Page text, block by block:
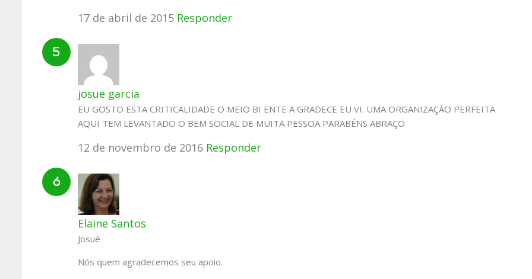
17 de abril de 2015 Responder
josue garcia
EU GOSTO ESTA CRITICALIDADE O MEIO BI ENTE A GRADECE EU VI. UMA ORGANIZAÇÃO PERFEITA
AQUI TEM LEVANTADO O BEM SOCIAL DE MUITA PESSOA PARABÉNS ABRAÇO
12 de novembro de 2016 Responder
Elaine Santos
Josué
Nós quem agradecemos seu apoio.